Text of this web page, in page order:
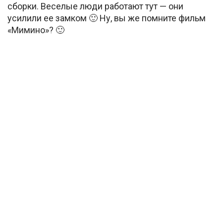
сборки. Веселые люди работают тут — они
усилили ее замком 🙂 Ну, вы же помните фильм
«Мимино»? 🙂